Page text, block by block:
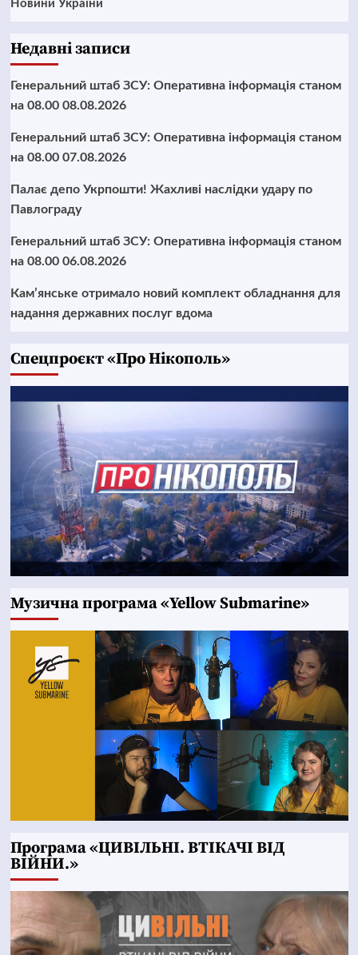
Новини України
Недавні записи
Генеральний штаб ЗСУ: Оперативна інформація станом
на 08.00 08.08.2026
Генеральний штаб ЗСУ: Оперативна інформація станом
на 08.00 07.08.2026
Палає депо Укрпошти! Жахливі наслідки удару по
Павлограду
Генеральний штаб ЗСУ: Оперативна інформація станом
на 08.00 06.08.2026
Кам’янське отримало новий комплект обладнання для
надання державних послуг вдома
Cпецпроєкт «Про Нікополь»
Музична програма «Yellow Submarine»
Програма «ЦИВІЛЬНІ. ВТІКАЧІ ВІД
ВІЙНИ.»